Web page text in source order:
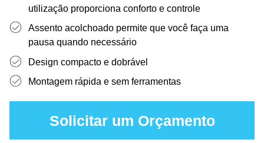
utilização proporciona conforto e controle
Assento acolchoado permite que você faça uma
pausa quando necessário
Design compacto e dobrável
Montagem rápida e sem ferramentas
Solicitar um Orçamento